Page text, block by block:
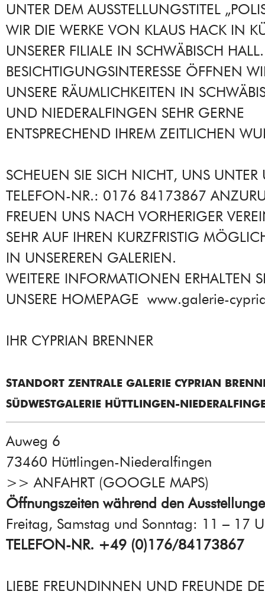
UNTER DEM AUSSTELLUNGSTITEL
WIR DIE WERKE VON KLAUS HACK IN
UNSERER FILIALE IN SCHWÄBISCH
BESICHTIGUNGSINTERESSE ÖFFNEN
UNSERE RÄUMLICHKEITEN IN
UND NIEDERALFINGEN SEHR GERNE
ENTSPRECHEND IHREM ZEITLICHEN
SCHEUEN SIE SICH NICHT, UNS UNTER
TELEFON-NR.: 0176 84173867
FREUEN UNS NACH VORHERIGER
SEHR AUF IHREN KURZFRISTIG
IN UNSEREREN GALERIEN.
WEITERE INFORMATIONEN ERHALTEN
UNSERE HOMEPAGE www.galerie-
IHR CYPRIAN BRENNER
STANDORT ZENTRALE GALERIE CYPRIAN
SÜDWESTGALERIE HÜTTLINGEN-
Auweg 6
73460 Hüttlingen-Niederalfingen
>> ANFAHRT (GOOGLE MAPS)
Öffnungszeiten während den
Freitag, Samstag und Sonntag: 11 – 17
TELEFON-NR. +49 (0)176/84173867
LIEBE FREUNDINNEN UND FREUNDE